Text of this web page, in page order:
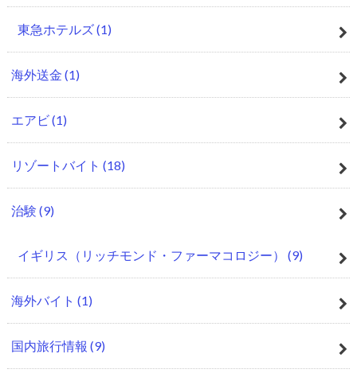
東急ホテルズ(1)
海外送金 (1)
エアビ(1)
リゾートバイト (18)
治験 (9)
イギリス（リッチモンド・ファーマコロジー） (9)
海外バイト (1)
国内旅行情報 (9)